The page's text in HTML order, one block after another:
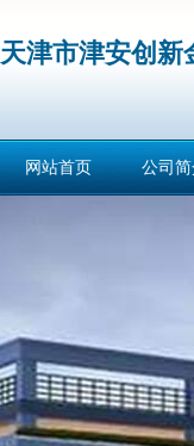
天津市津安创新
网站首页 公司